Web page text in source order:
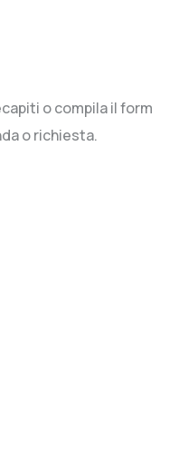
o compila il form
o richiesta.